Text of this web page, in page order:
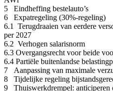
5 Eindheffing bestelauto’s
6 Expatregeling (30%-regeling)
6.1 Terugdraaien van eerdere
per 2027
6.2 Verhogen salarisnorm
6.3 Overgangsrecht voor beide
6.4 Partiële buitenlandse
7 Aanpassing van maximale
8 Tijdelijke regeling
9 Thuiswerkdrempel: anticiperen